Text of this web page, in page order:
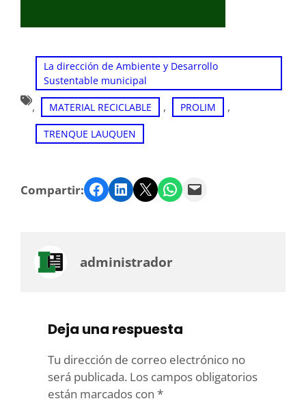
La dirección de Ambiente y Desarrollo
Sustentable municipal
, MATERIAL RECICLABLE , PROLIM ,
TRENQUE LAUQUEN
Compartir: Facebook LinkedIn Twitter WhatsApp Email
administrador
Deja una respuesta
Tu dirección de correo electrónico no
será publicada. Los campos obligatorios
están marcados con *